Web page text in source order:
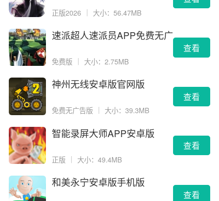
正版2026 ｜ 大小：56.47MB
速派超人速派员APP免费无广
免费版 大小：2.75MB
查看
神州无线安卓版官网版
免费无广告版 大小：39.3MB
查看
智能录屏大师APP安卓版
正版 ｜ 大小：49.4MB
查看
和美永宁安卓版手机版
查看